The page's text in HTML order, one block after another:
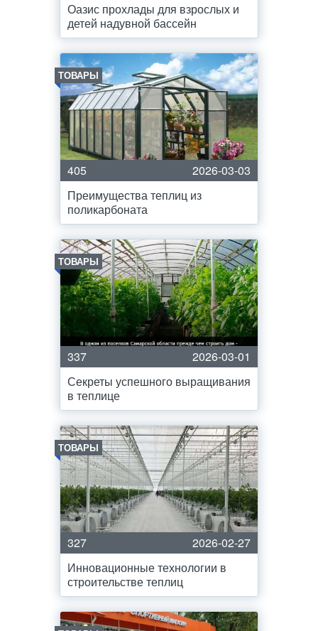
Оазис прохлады для взрослых и
детей надувной бассейн
ТОВАРЫ
405
2026-03-03
Преимущества теплиц из
поликарбоната
ТОВАРЫ
337
2026-03-01
Секреты успешного выращивания
в теплице
ТОВАРЫ
327
2026-02-27
Инновационные технологии в
строительстве теплиц